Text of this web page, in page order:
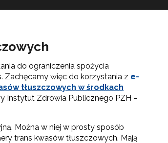
do ograniczenia spożycia
Zachęcamy więc do korzystania z e-
tłuszczowych w środkach
Instytut Zdrowia Publicznego PZH –
Można w niej w prosty sposób
trans kwasów tłuszczowych. Mają